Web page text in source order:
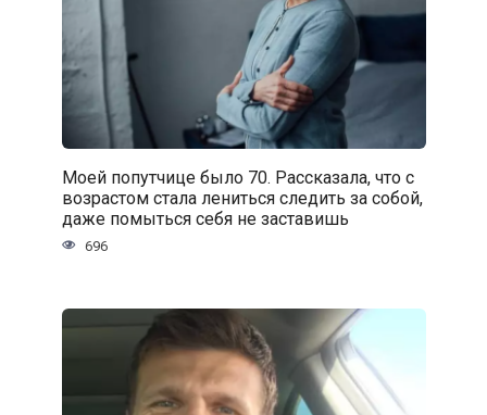
Моей попутчице было 70. Рассказала, что с
возрастом стала лениться следить за собой,
даже помыться себя не заставишь
696